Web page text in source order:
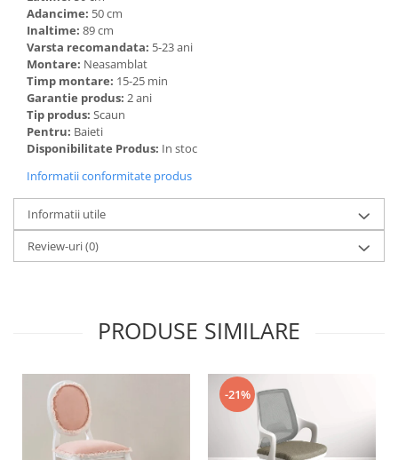
Adancime: 50 cm
Inaltime: 89 cm
Varsta recomandata: 5-23 ani
Montare: Neasamblat
Timp montare: 15-25 min
Garantie produs: 2 ani
Tip produs: Scaun
Pentru: Baieti
Disponibilitate Produs: In stoc
Informatii conformitate produs
Informatii utile
Review-uri(0)
PRODUSE SIMILARE
-21%